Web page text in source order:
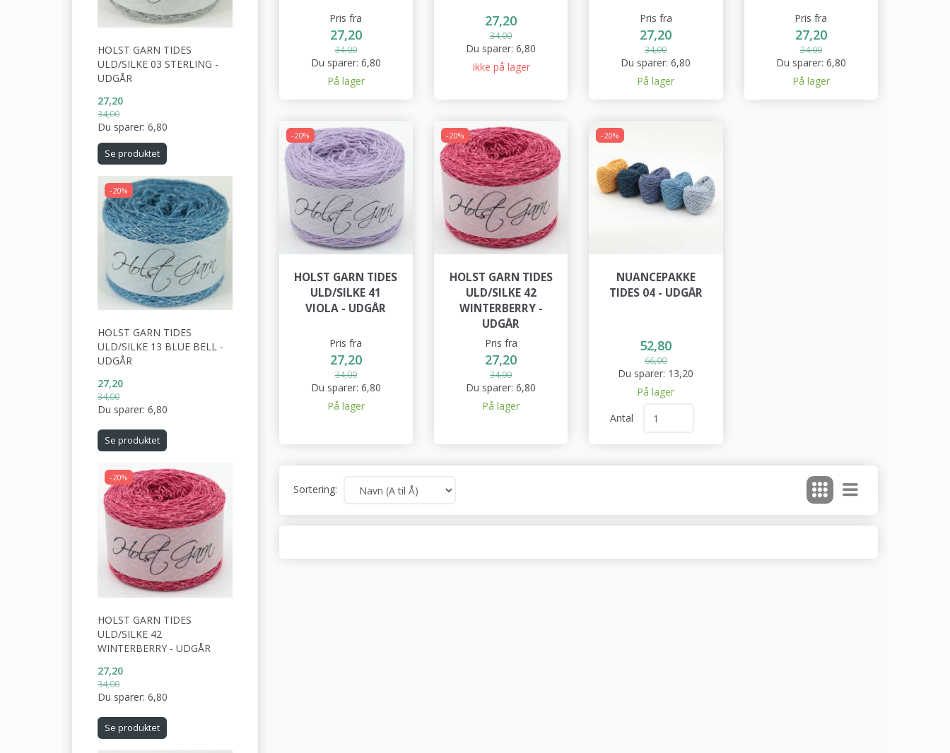
HOLST GARN TIDES
ULD/SILKE 03 STERLING -
UDGÅR
27,20
34,00
Du sparer: 6,80
Se produktet
-20%
HOLST GARN TIDES
ULD/SILKE 13 BLUE BELL -
UDGÅR
27,20
34,00
Du sparer: 6,80
Se produktet
-20%
HOLST GARN TIDES
ULD/SILKE 42
WINTERBERRY - UDGÅR
27,20
34,00
Du sparer: 6,80
Se produktet
Pris fra
27,20
34,00
Du sparer: 6,80
På lager
27,20
34,00
Du sparer:6,80
Ikke på lager
Pris fra
27,20
34,00
Du sparer:6,80
På lager
Pris fra
27,20
34,00
Du sparer: 6,80
På lager
-20%
HOLST GARN TIDES
ULD/SILKE 41
VIOLA - UDGÅR
Pris fra
27,20
34,00
Du sparer: 6,80
På lager
-20%
HOLST GARN TIDES
ULD/SILKE 42
WINTERBERRY -
UDGÅR
Pris fra
27,20
34,00
Du sparer:6,80
På lager
-20%
NUANCEPAKKE
TIDES 04 - UDGÅR
52,80
66,00
Du sparer: 13,20
På lager
Antal
Sortering: